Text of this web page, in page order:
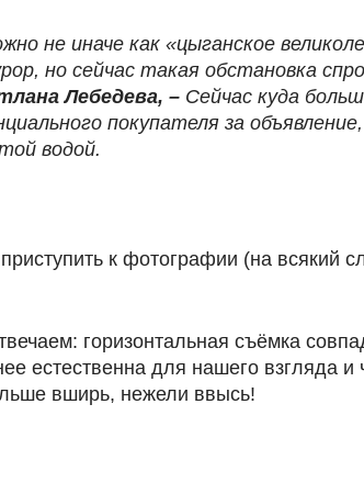
не иначе как «цыганское
но сейчас такая обстановка
Лебедева, – Сейчас куда
покупателя за объявление,
водой.
к фотографии (на всякий
горизонтальная съёмка
естественна для нашего взгляда и
вширь, нежели ввысь!